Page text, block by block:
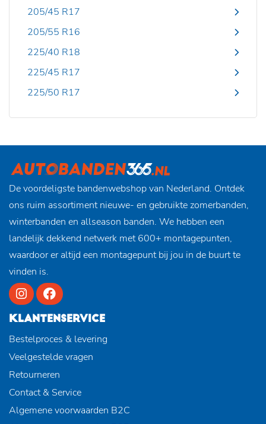
205/45 R17
205/55 R16
225/40 R18
225/45 R17
225/50 R17
De voordeligste bandenwebshop van Nederland. Ontdek
ons ruim assortiment nieuwe- en gebruikte zomerbanden,
winterbanden en allseason banden. We hebben een
landelijk dekkend netwerk met 600+ montagepunten,
waardoor er altijd een montagepunt bij jou in de buurt te
vinden is.
KLANTENSERVICE
Bestelproces & levering
Veelgestelde vragen
Retourneren
Contact & Service
Algemene voorwaarden B2C